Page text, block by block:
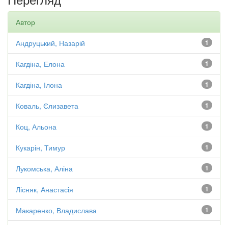
Автор
1
Андруцький, Назарій
1
Кагдіна, Елона
1
Кагдіна, Ілона
1
Коваль, Єлизавета
1
Коц, Альона
1
Кукарін, Тимур
1
Лукомська, Аліна
1
Лісняк, Анастасія
1
Макаренко, Владислава